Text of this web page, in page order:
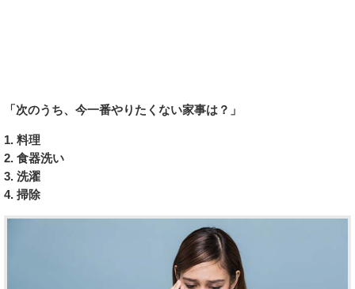
「次のうち、今一番やりたくない家事は？」
1. 料理
2. 食器洗い
3. 洗濯
4. 掃除